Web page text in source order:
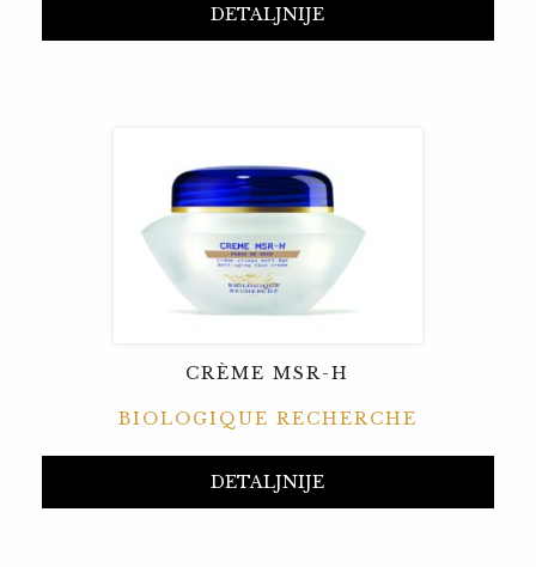
DETALJNIJE
CRÈME MSR-H
BIOLOGIQUE RECHERCHE
DETALJNIJE